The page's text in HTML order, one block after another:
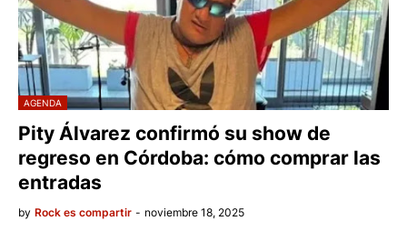
AGENDA
Pity Álvarez confirmó su show de
regreso en Córdoba: cómo comprar las
entradas
by Rock es compartir - noviembre 18, 2025